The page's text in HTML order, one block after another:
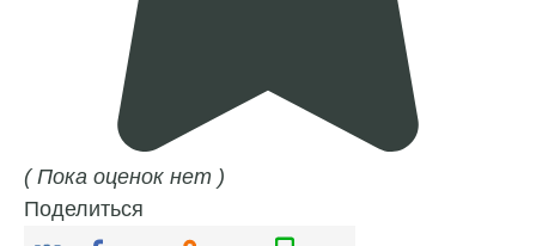
( Пока оценок нет )
Поделиться